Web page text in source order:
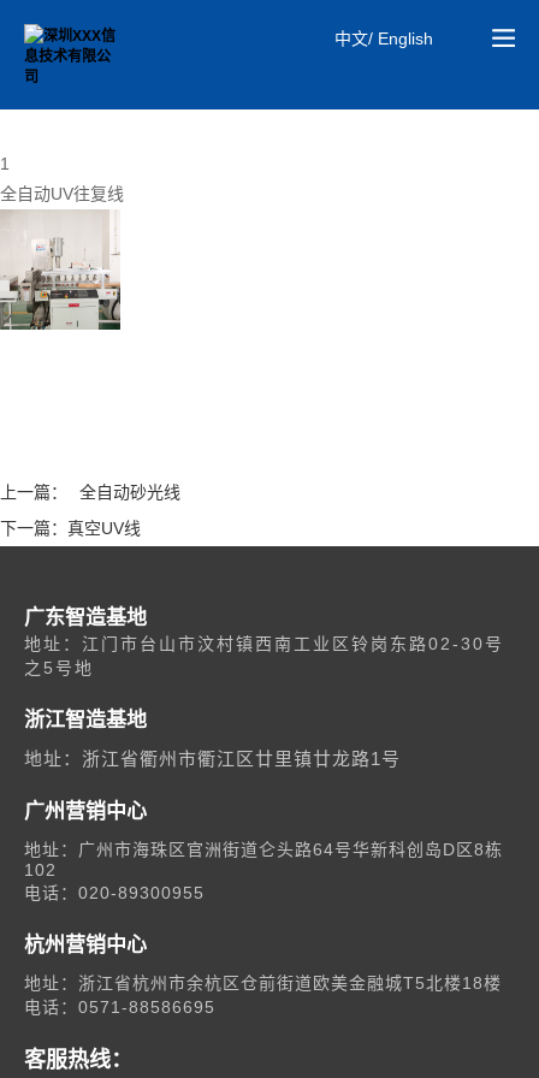
中文/ English
研发实力
1
全自动UV往复线
上一篇：
全自动砂光线
下一篇： 真空UV线
广东智造基地
地址：江门市台山市汶村镇西南工业区铃岗东路02-30号
之5号地
浙江智造基地
地址：浙江省衢州市衢江区廿里镇廿龙路1号
广州营销中心
地址：广州市海珠区官洲街道仑头路64号华新科创岛D区8栋
102
电话：020-89300955
杭州营销中心
地址：浙江省杭州市余杭区仓前街道欧美金融城T5北楼18楼
电话：0571-88586695
客服热线：